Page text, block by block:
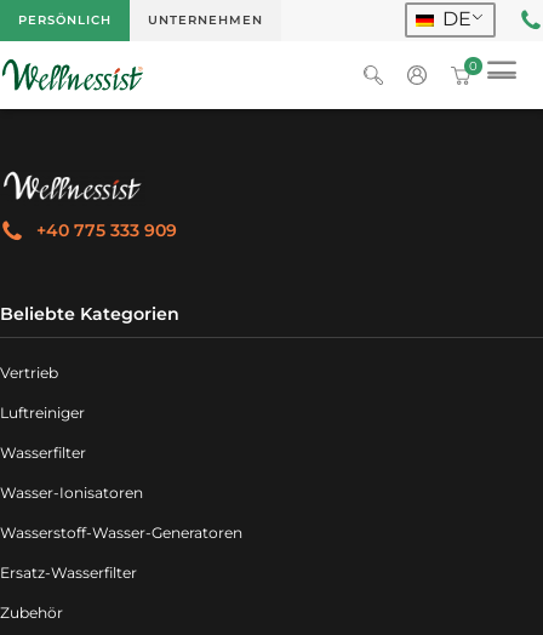
PERSÖNLICH UNTERNEHMEN DE
0
+40 775 333 909
Beliebte Kategorien
Vertrieb
Luftreiniger
Wasserfilter
Wasser-Ionisatoren
Wasserstoff-Wasser-Generatoren
Ersatz-Wasserfilter
Zubehör